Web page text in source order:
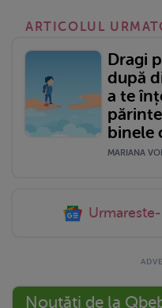
ARTICOLUL
Dragi
după
a te
binele
MARIANA
Noutăți de la